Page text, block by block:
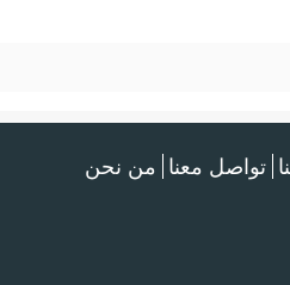
تواصل معنا من نحن